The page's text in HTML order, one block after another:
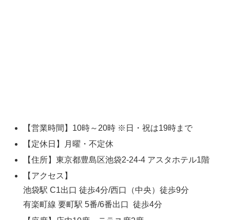
【営業時間】10時～20時 ※日・祝は19時まで
【定休日】月曜・不定休
【住所】東京都豊島区池袋2-24-4 アスタホテル1階
【アクセス】
池袋駅 C1出口 徒歩4分/西口（中央）徒歩9分
有楽町線 要町駅 5番/6番出口 徒歩4分